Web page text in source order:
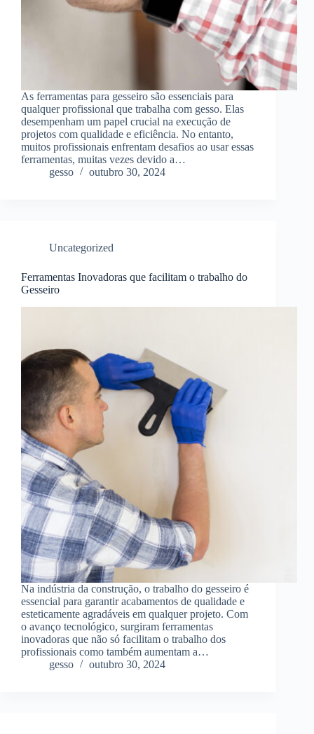
As ferramentas para gesseiro são essenciais para
qualquer profissional que trabalha com gesso. Elas
desempenham um papel crucial na execução de
projetos com qualidade e eficiência. No entanto,
muitos profissionais enfrentam desafios ao usar essas
ferramentas, muitas vezes devido a…
gesso
outubro 30, 2024
Uncategorized
Ferramentas Inovadoras que facilitam o trabalho do
Gesseiro
Na indústria da construção, o trabalho do gesseiro é
essencial para garantir acabamentos de qualidade e
esteticamente agradáveis em qualquer projeto. Com
o avanço tecnológico, surgiram ferramentas
inovadoras que não só facilitam o trabalho dos
profissionais como também aumentam a…
gesso
outubro 30, 2024